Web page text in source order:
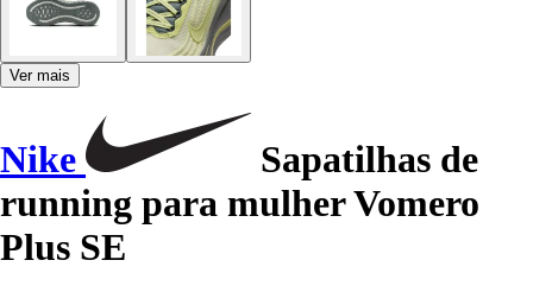
Ver mais
Nike
Sapatilhas de
running para mulher Vomero
Plus SE